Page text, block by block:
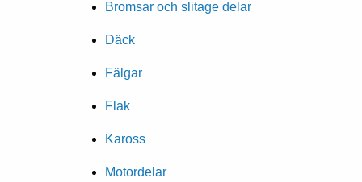
Bromsar och slitage delar
Däck
Fälgar
Flak
Kaross
Motordelar